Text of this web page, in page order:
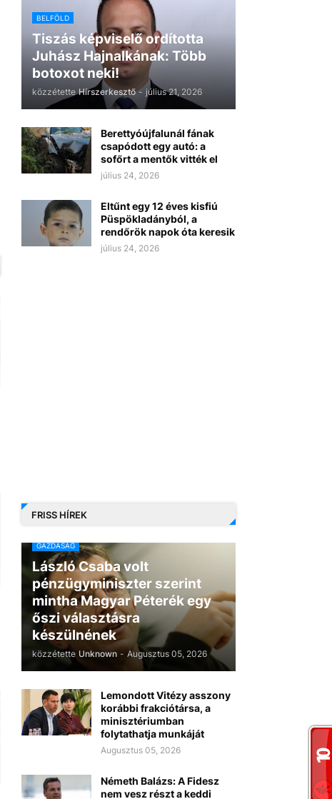
BELFÖLD
Tiszás képviselő ordította
Juhász Hajnalkának: Több
botoxot neki!
közzétette Hírszerkesztő - július 21, 2026
Berettyóújfalunál fának
csapódott egy autó: a
sofőrt a mentők vitték el
július 24, 2026
Eltűnt egy 12 éves kisfiú
Püspökladányból, a
rendőrök napok óta keresik
július 24, 2026
FRISS HÍREK
GAZDASÁG
László Csaba volt
pénzügyminiszter szerint
mintha Magyar Péterék egy
őszi választásra
készülnének
közzétette Unknown - Augusztus 05, 2026
Lemondott Vitézy asszony
korábbi frakciótársa, a
minisztériumban
folytathatja munkáját
Augusztus 05, 2026
Németh Balázs: A Fidesz
nem vesz részt a keddi